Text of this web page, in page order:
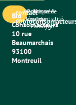
Bio
Consom’acteurs
10 rue
Beaumarchais
93100
Montreuil
contact
Mentions
légales
Politique de
confidentialité
Site créé
par
Paradygm